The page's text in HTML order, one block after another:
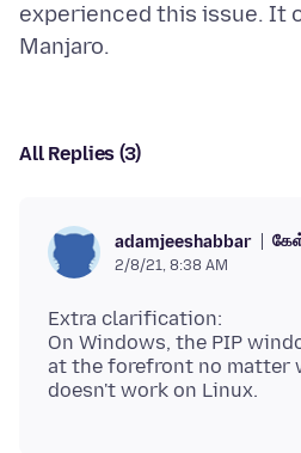
experienced this issue. It
All Replies (3)
adamjeeshabbar
2/8/21, 8:38 AM
Extra clarification:
On Windows, the PIP
at the forefront no matter